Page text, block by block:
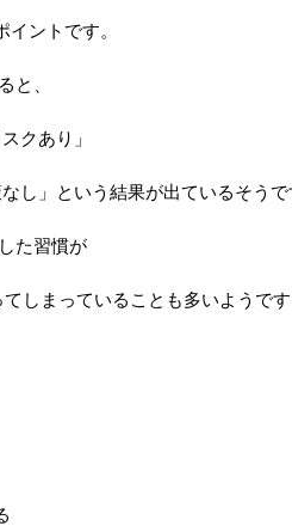
ントです。
と、
クあり」
し」という結果が出ているそうで
た習慣が
しまっていることも多いようで